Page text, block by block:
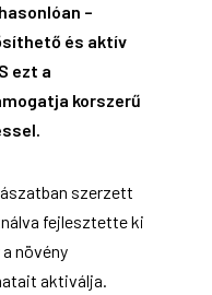
–
és aktív
ezt a
korszerű
szerzett
fejlesztette ki
növény
aktiválja.